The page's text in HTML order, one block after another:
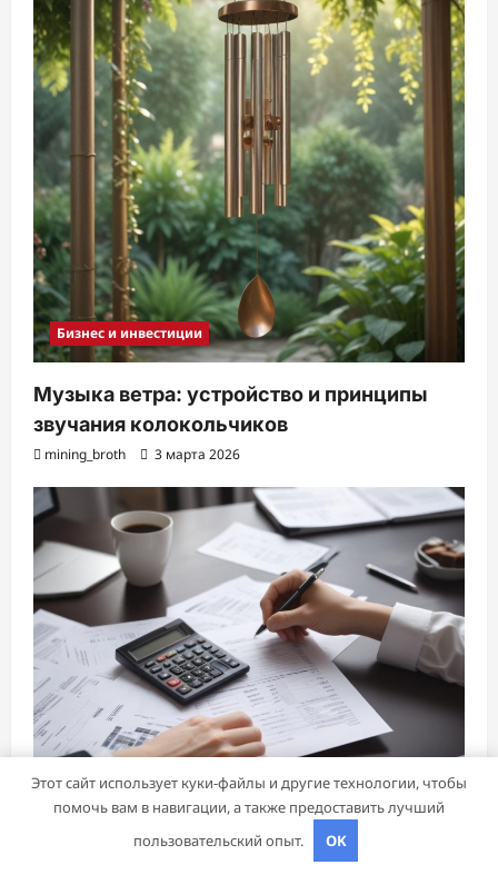
Бизнес и инвестиции
Музыка ветра: устройство и принципы
звучания колокольчиков
mining_broth 3 марта 2026
Этот сайт использует куки-файлы и другие технологии, чтобы
помочь вам в навигации, а также предоставить лучший
пользовательский опыт.
OK